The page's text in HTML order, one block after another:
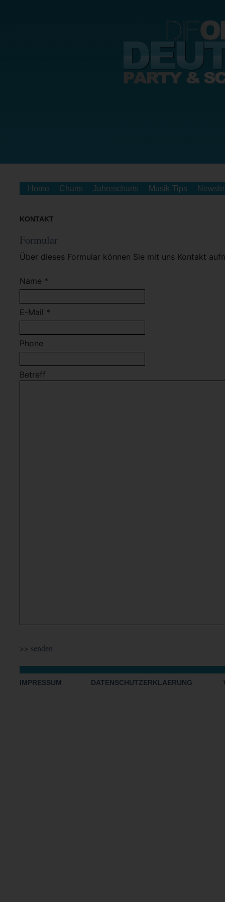
Home Charts Jahrescharts Musik-Tips
KONTAKT
Formular
Über dieses Formular können Sie mit uns Kontakt
Name *
E-Mail *
Phone
Betreff
IMPRESSUM DATENSCHUTZERKLAERUNG